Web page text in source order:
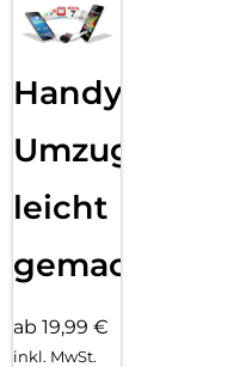
Handy
Umzug
leicht
gemacht!
ab 19,99 €
inkl. MwSt.